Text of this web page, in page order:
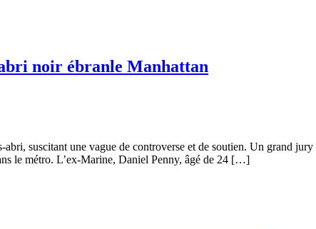
noir ébranle Manhattan
suscitant une vague de controverse et de soutien. Un grand
le métro. L’ex-Marine, Daniel Penny, âgé de 24 […]